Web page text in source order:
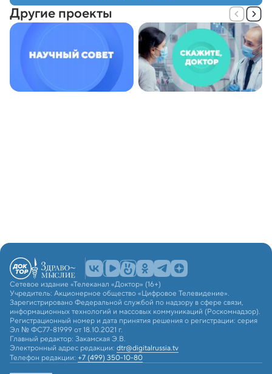
Другие проекты
Сетевое издание «Телеканал «Доктор» (16+)
Учредитель: Акционерное общество «Цифровое Телевидение».
Зарегистрировано Федеральной службой по надзору в сфере связи,
информационных технологий и массовых коммуникаций (Роскомнадзор).
Регистрационный номер и дата принятия решения о регистрации: серия
Эл № ФС77-81999 от 18.10.2021 г.
Главный редактор: Закамская Э.В.
Электронный адрес редакции: dtr@digitalrussia.tv
Телефон редакции: +7 (499) 350-10-80